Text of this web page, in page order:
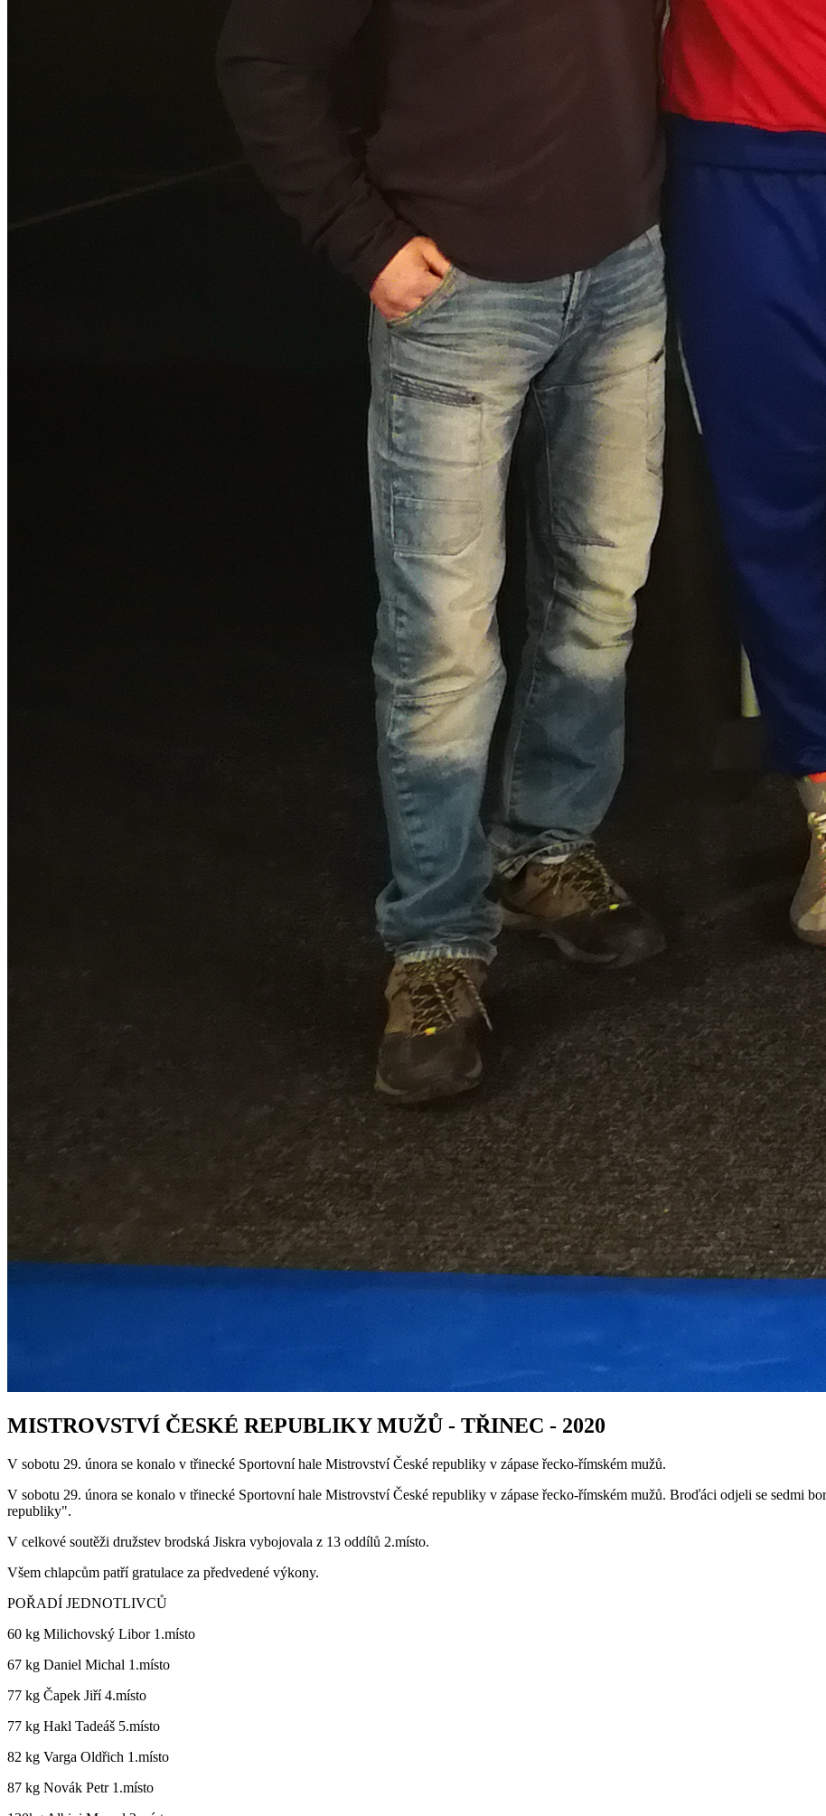
MISTROVSTVÍ ČESKÉ REPUBLIKY MUŽŮ - TŘINEC - 2020
V sobotu 29. února se konalo v třinecké Sportovní hale Mistrovství České republiky v zápase řecko-římském mužů.
V sobotu 29. února se konalo v třinecké Sportovní hale Mistrovství České republiky v zápase řecko-římském mužů. Broďáci odjeli se sedmi
republiky".
V celkové soutěži družstev brodská Jiskra vybojovala z 13 oddílů 2.místo.
Všem chlapcům patří gratulace za předvedené výkony.
POŘADÍ JEDNOTLIVCŮ
60 kg Milichovský Libor 1.místo
67 kg Daniel Michal 1.místo
77 kg Čapek Jiří 4.místo
77 kg Hakl Tadeáš 5.místo
82 kg Varga Oldřich 1.místo
87 kg Novák Petr 1.místo